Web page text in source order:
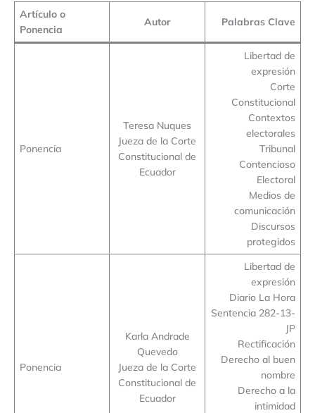
Artículo o
Ponencia
Autor Palabras Clave
Ponencia
Teresa Nuques
Jueza de la Corte
Constitucional de
Ecuador
Libertad de
expresión
Corte
Constitucional
Contextos
electorales
Tribunal
Contencioso
Electoral
Medios de
comunicación
Discursos
protegidos
Ponencia
Karla Andrade
Quevedo
Jueza de la Corte
Constitucional de
Ecuador
Libertad de
expresión
Diario La Hora
Sentencia 282-13-
JP
Rectificación
Derecho al buen
nombre
Derecho a la
intimidad